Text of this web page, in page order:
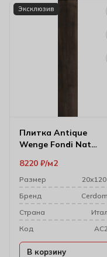
Эксклюзив
Плитка Antique
Wenge Fondi Nat
см 73002
8220 ₽ м2
Размер
Бренд
Cтрана
Код
В корзину